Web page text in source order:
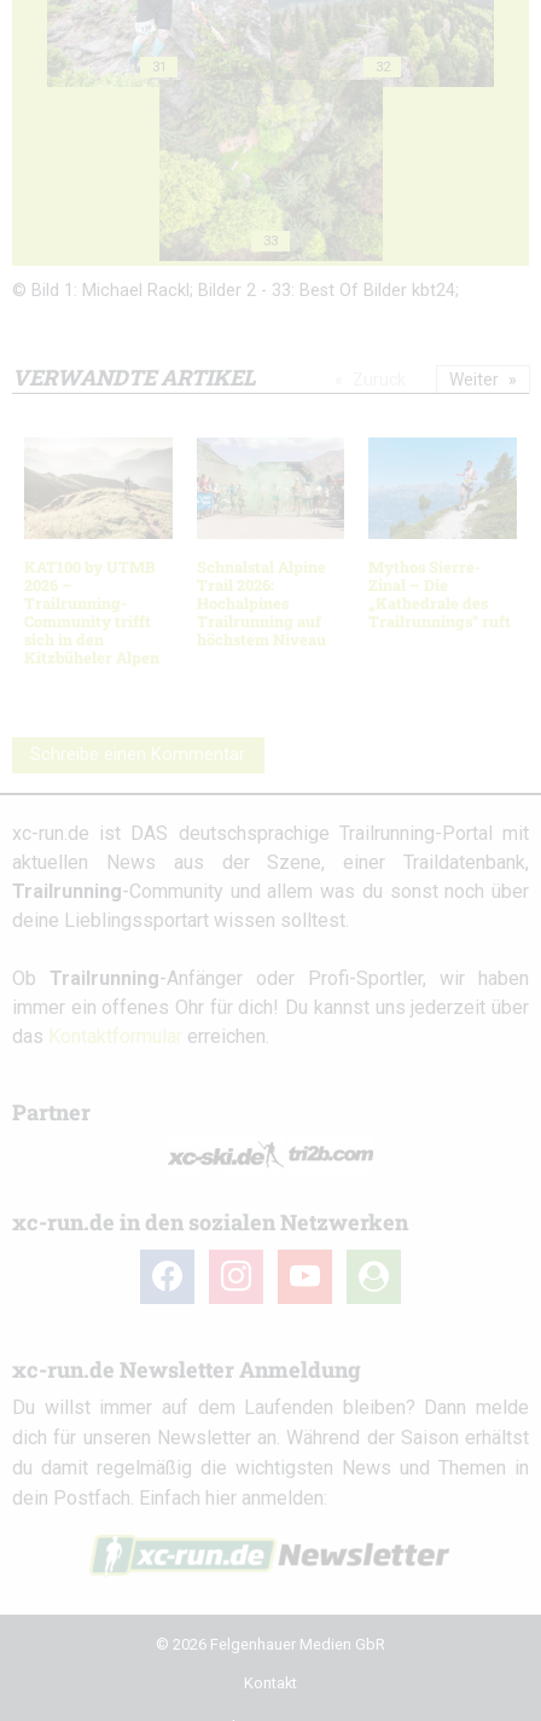
31 32
33
© Bild 1: Michael Rackl; Bilder 2 - 33: Best Of Bilder kbt24;
VERWANDTE ARTIKEL
KAT100 by UTMB
2026 –
Trailrunning-
Community trifft
sich in den
Kitzbüheler Alpen
Schnalstal Alpine
Trail 2026:
Hochalpines
Trailrunning auf
höchstem Niveau
Mythos Sierre-
Zinal – Die
„Kathedrale des
Trailrunnings“ ruft
Weiter
Schreibe einen Kommentar
xc-run.de ist DAS deutschsprachige Trailrunning-Portal mit
aktuellen News aus der Szene, einer Traildatenbank,
Trailrunning-Community und allem was du sonst noch über
deine Lieblingssportart wissen solltest.
Ob Trailrunning-Anfänger oder Profi-Sportler, wir haben
immer ein offenes Ohr für dich! Du kannst uns jederzeit über
das Kontaktformular erreichen.
Partner
xc-run.de in den sozialen Netzwerken
facebook instagramyoutube
user-
circle
xc-run.de Newsletter Anmeldung
Du willst immer auf dem Laufenden bleiben? Dann melde
dich für unseren Newsletter an. Während der Saison erhältst
du damit regelmäßig die wichtigsten News und Themen in
dein Postfach. Einfach hier anmelden:
© 2026 Felgenhauer Medien GbR
Kontakt